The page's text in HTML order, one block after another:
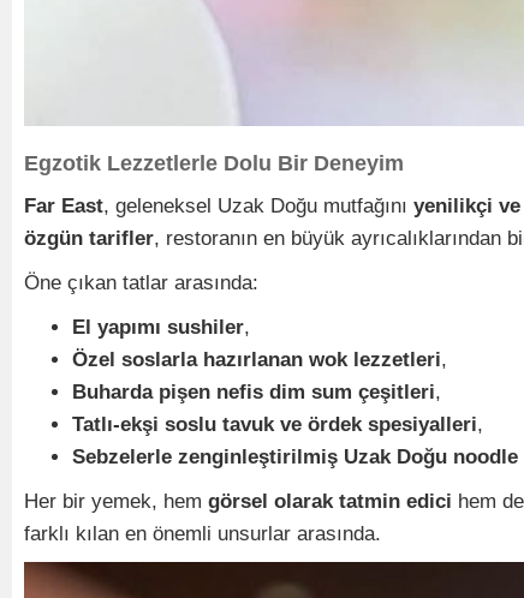
Egzotik Lezzetlerle Dolu Bir Deneyim
Far East, geleneksel Uzak Doğu mutfağını yenilikçi ve
özgün tarifler, restoranın en büyük ayrıcalıklarından
Öne çıkan tatlar arasında:
El yapımı sushiler,
Özel soslarla hazırlanan wok lezzetleri,
Buharda pişen nefis dim sum çeşitleri,
Tatlı-ekşi soslu tavuk ve ördek spesiyalleri,
Sebzelerle zenginleştirilmiş Uzak Doğu noodle
Her bir yemek, hem görsel olarak tatmin edici hem de
farklı kılan en önemli unsurlar arasında.